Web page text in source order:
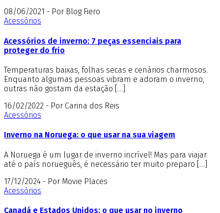
08/06/2021 - Por Blog Fiero
Acessórios
Acessórios de inverno: 7 peças essenciais para
proteger do frio
Temperaturas baixas, folhas secas e cenários charmosos.
Enquanto algumas pessoas vibram e adoram o inverno,
outras não gostam da estação […]
16/02/2022 - Por Carina dos Reis
Acessórios
Inverno na Noruega: o que usar na sua viagem
A Noruega é um lugar de inverno incrível! Mas para viajar
até o país norueguês, é necessário ter muito preparo […]
17/12/2024 - Por Movie Places
Acessórios
Canadá e Estados Unidos: o que usar no inverno